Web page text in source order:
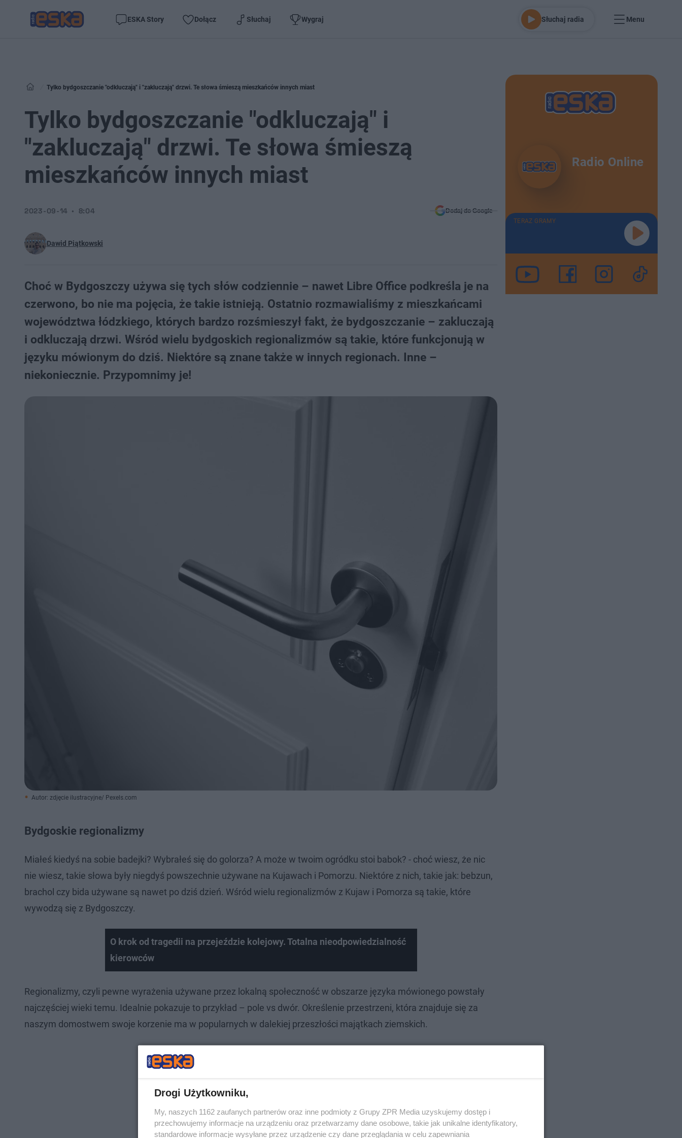
ESKA Story Dołącz Słuchaj Wygraj Słuchaj radia Menu
Tylko bydgoszczanie "odkluczają" i "zakluczają" drzwi. Te słowa śmieszą mieszkańców innych miast
Tylko bydgoszczanie "odkluczają" i
"zakluczają" drzwi. Te słowa śmieszą
mieszkańców innych miast
Dawid Piątkowski
2023-09-14 8:04 Dodaj do Google
Choć w Bydgoszczy używa się tych słów codziennie – nawet Libre Office podkreśla je na
czerwono, bo nie ma pojęcia, że takie istnieją. Ostatnio rozmawialiśmy z mieszkańcami
województwa łódzkiego, których bardzo rozśmieszył fakt, że bydgoszczanie – zakluczają
i odkluczają drzwi. Wśród wielu bydgoskich regionalizmów są takie, które funkcjonują w
języku mówionym do dziś. Niektóre są znane także w innych regionach. Inne –
niekoniecznie. Przypomnimy je!
Autor: zdjęcie ilustracyjne/ Pexels.com
Bydgoskie regionalizmy
Miałeś kiedyś na sobie badejki? Wybrałeś się do golorza? A może w twoim ogródku stoi babok? - choć wiesz, że nic
nie wiesz, takie słowa były niegdyś powszechnie używane na Kujawach i Pomorzu. Niektóre z nich, takie jak: bebzun,
brachol czy bida używane są nawet po dziś dzień. Wśród wielu regionalizmów z Kujaw i Pomorza są takie, które
wywodzą się z Bydgoszczy.
O krok od tragedii na przejeździe kolejowy. Totalna nieodpowiedzialność
kierowców
Regionalizmy, czyli pewne wyrażenia używane przez lokalną społeczność w obszarze języka mówionego powstały
najczęściej wieki temu. Idealnie pokazuje to przykład – pole vs dwór. Określenie przestrzeni, która znajduje się za
naszym domostwem swoje korzenie ma w popularnych w dalekiej przeszłości majątkach ziemskich.
Radio Online
TERAZ GRAMY
Drogi Użytkowniku,
My, naszych 1162 zaufanych partnerów oraz inne podmioty z Grupy ZPR Media uzyskujemy dostęp i
przechowujemy informacje na urządzeniu oraz przetwarzamy dane osobowe, takie jak unikalne identyfikatory,
standardowe informacje wysyłane przez urządzenie czy dane przeglądania w celu zapewniania